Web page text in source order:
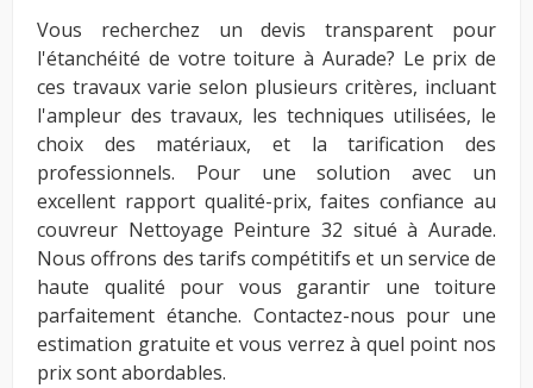
Vous recherchez un devis transparent pour
l'étanchéité de votre toiture à Aurade? Le prix de
ces travaux varie selon plusieurs critères, incluant
l'ampleur des travaux, les techniques utilisées, le
choix des matériaux, et la tarification des
professionnels. Pour une solution avec un
excellent rapport qualité-prix, faites confiance au
couvreur Nettoyage Peinture 32 situé à Aurade.
Nous offrons des tarifs compétitifs et un service de
haute qualité pour vous garantir une toiture
parfaitement étanche. Contactez-nous pour une
estimation gratuite et vous verrez à quel point nos
prix sont abordables.